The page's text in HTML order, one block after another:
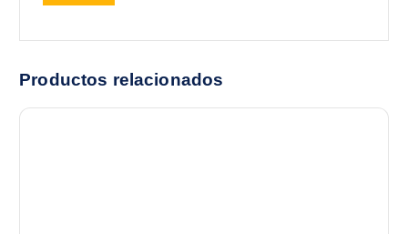
Productos relacionados